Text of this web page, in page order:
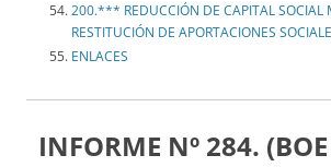
200.*** REDUCCIÓN DE CAPITAL SOCIAL
RESTITUCIÓN DE APORTACIONES
ENLACES
INFORME Nº 284.